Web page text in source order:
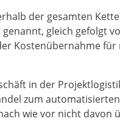
der gesamten
gleich gefolgt
Kostenübernahme
in der
zum
wie vor nicht davon